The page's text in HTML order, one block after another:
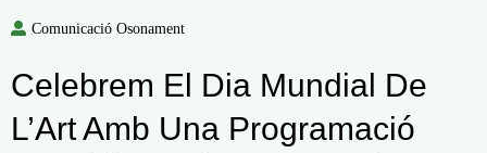
Comunicació Osonament
Celebrem El Dia Mundial De
L’Art Amb Una Programació